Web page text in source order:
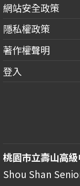
網站安全政策
隱私權政策
著作權聲明
登入
桃園市立壽山高
Shou Shan